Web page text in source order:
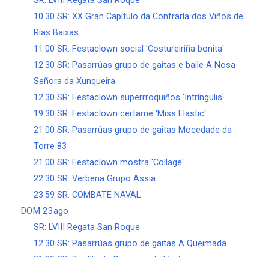
10.30 SR: XX Gran Capítulo da Confraría dos Viños de
Rías Baixas
11.00 SR: Festaclown social 'Costureiriña bonita'
12.30 SR: Pasarrúas grupo de gaitas e baile A Nosa
Señora da Xunqueira
12.30 SR: Festaclown superrroquiños 'Intríngulis'
19.30 SR: Festaclown certame 'Miss Elastic'
21.00 SR: Pasarrúas grupo de gaitas Mocedade da
Torre 83
21.00 SR: Festaclown mostra 'Collage'
22.30 SR: Verbena Grupo Assia
23.59 SR: COMBATE NAVAL
DOM 23ago
SR: LVIII Regata San Roque
12.30 SR: Pasarrúas grupo de gaitas A Queimada